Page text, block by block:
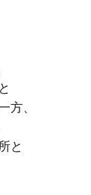
方、​
と​